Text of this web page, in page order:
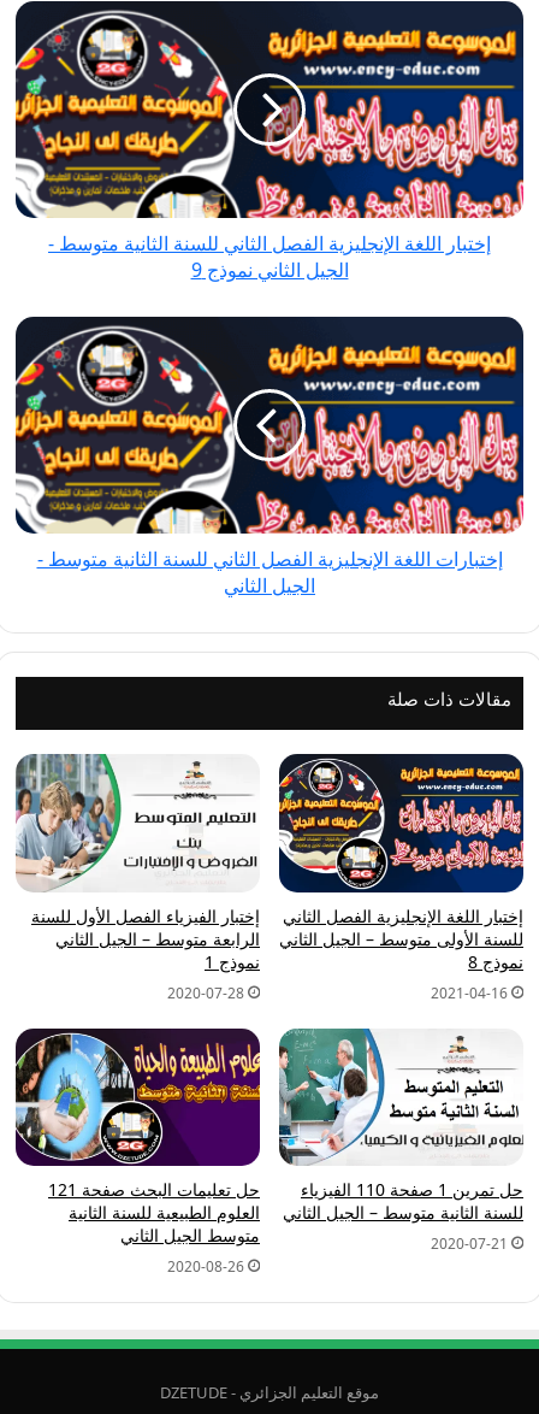
إختبار
اللغة
الإنجليزية
الفصل
الثاني
للسنة
الثانية
متوسط
نموذج
9
إختبار اللغة الإنجليزية الفصل الثاني للسنة الثانية متوسط -
الجيل الثاني نموذج 9
إختبارات
اللغة
الإنجليزية
الفصل
الثاني
للسنة
الثانية
متوسط
إختبارات اللغة الإنجليزية الفصل الثاني للسنة الثانية متوسط -
الجيل الثاني
مقالات ذات صلة
إختبار اللغة الإنجليزية الفصل الثاني
للسنة الأولى متوسط – الجيل الثاني
نموذج 8
2021-04-16
إختبار الفيزياء الفصل الأول للسنة
الرابعة متوسط – الجيل الثاني
نموذج 1
2020-07-28
حل تمرين 1 صفحة 110 الفيزياء
للسنة الثانية متوسط – الجيل الثاني
2020-07-21
حل تعليمات البحث صفحة 121
العلوم الطبيعية للسنة الثانية
متوسط الجيل الثاني
2020-08-26
موقع التعليم الجزائري - DZETUDE